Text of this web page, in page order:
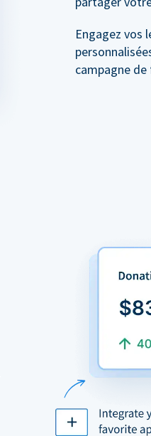
Engagez vos
campagne